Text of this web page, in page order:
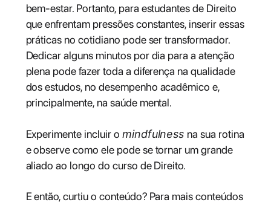
bem-estar. Portanto, para estudantes de Direito
que enfrentam pressões constantes, inserir essas
práticas no cotidiano pode ser transformador.
Dedicar alguns minutos por dia para a atenção
plena pode fazer toda a diferença na qualidade
dos estudos, no desempenho acadêmico e,
principalmente, na saúde mental.
Experimente incluir o mindfulness na sua rotina
e observe como ele pode se tornar um grande
aliado ao longo do curso de Direito.
E então, curtiu o conteúdo? Para mais conteúdos